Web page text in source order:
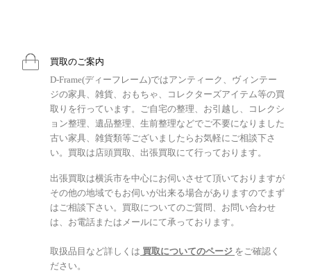
買取のご案内
D-Frame(ディーフレーム)ではアンティーク、ヴィンテー
ジの家具、雑貨、おもちゃ、コレクターズアイテム等の買
取りを行っています。ご自宅の整理、お引越し、コレクシ
ョン整理、遺品整理、生前整理などでご不要になりました
古い家具、雑貨類等ございましたらお気軽にご相談下さ
い。買取は店頭買取、出張買取にて行っております。
出張買取は横浜市を中心にお伺いさせて頂いておりますが
その他の地域でもお伺いが出来る場合がありますのでまず
はご相談下さい。買取についてのご質問、お問い合わせ
は、お電話またはメールにて承っております。
取扱品目など詳しくは 買取についてのページ をご確認く
ださい。